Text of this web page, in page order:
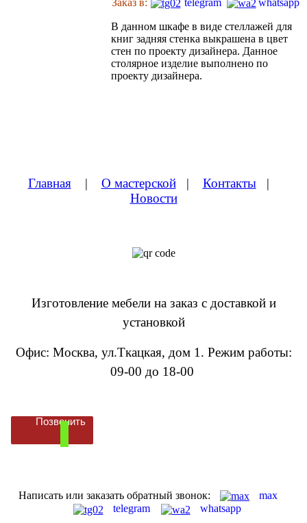
Заказ в: telegram whatsapp
В данном шкафе в виде стеллажей для
книг задняя стенка выкрашена в цвет
стен по проекту дизайнера. Данное
столярное изделие выполнено по
проекту дизайнера.
Главная| О мастерской| Контакты|
Новости
Изготовление мебели на заказ с доставкой и
установкой
Офис: Москва, ул.Ткацкая, дом 1 . Режим работы:
09-00 до 18-00
Позвонить
Написать или заказать обратный звонок:
max
telegram
whatsapp